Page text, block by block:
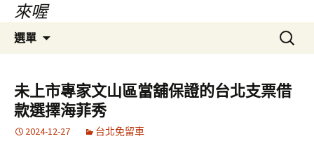
來喔
選單
容
區
搜
尋
鍵
字:
未上市專家文山區當舖保證的台北支票借
款選擇海菲秀
2024-12-27 台北免留車